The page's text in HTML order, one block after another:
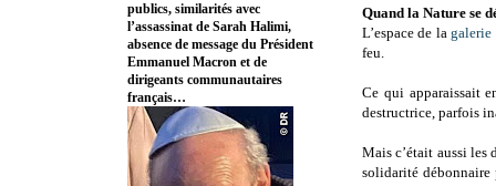
Quand la Nature se
L’espace de lagalerie
feu.
Ce qui apparaissait
destructrice, parfois
Mais c’était aussi les
solidarité
publics, similarités avec
l’assassinat de Sarah Halimi,
absence de message du Président
Emmanuel Macron et de
dirigeants communautaires
français…